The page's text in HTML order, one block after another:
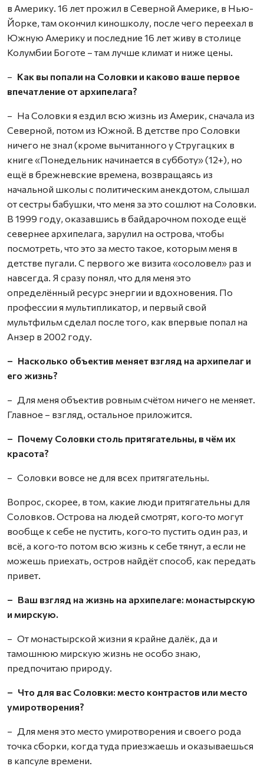
в Америку. 16 лет прожил в Северной Америке, в Нью-
Йорке, там окончил киношколу, после чего переехал в
Южную Америку и последние 16 лет живу в столице
Колумбии Боготе – там лучше климат и ниже цены.
– Как вы попали на Соловки и каково ваше первое
впечатление от архипелага?
– На Соловки я ездил всю жизнь из Америк, сначала из
Северной, потом из Южной. В детстве про Соловки
ничего не знал (кроме вычитанного у Стругацких в
книге «Понедельник начинается в субботу» (12+), но
ещё в брежневские времена, возвращаясь из
начальной школы с политическим анекдотом, слышал
от сестры бабушки, что меня за это сошлют на Соловки.
В 1999 году, оказавшись в байдарочном походе ещё
севернее архипелага, зарулил на острова, чтобы
посмотреть, что это за место такое, которым меня в
детстве пугали. С первого же визита «осоловел» раз и
навсегда. Я сразу понял, что для меня это
определённый ресурс энергии и вдохновения. По
профессии я мультипликатор, и первый свой
мультфильм сделал после того, как впервые попал на
Анзер в 2002 году.
– Насколько объектив меняет взгляд на архипелаг и
его жизнь?
– Для меня объектив ровным счётом ничего не меняет.
Главное – взгляд, остальное приложится.
– Почему Соловки столь притягательны, в чём их
красота?
– Соловки вовсе не для всех притягательны.
Вопрос, скорее, в том, какие люди притягательны для
Соловков. Острова на людей смотрят, кого‑то могут
вообще к себе не пустить, кого‑то пустить один раз, и
всё, а кого‑то потом всю жизнь к себе тянут, а если не
можешь приехать, остров найдёт способ, как передать
привет.
– Ваш взгляд на жизнь на архипелаге: монастырскую
и мирскую.
– От монастырской жизни я крайне далёк, да и
тамошнюю мирскую жизнь не особо знаю,
предпочитаю природу.
– Что для вас Соловки: место контрастов или место
умиротворения?
– Для меня это место умиротворения и своего рода
точка сборки, когда туда приезжаешь и оказываешься
в капсуле времени.